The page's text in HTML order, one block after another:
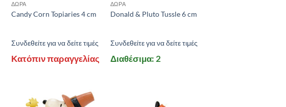
ΔΩΡΑ
Candy Corn Topiaries 4 cm
Συνδεθείτε για να δείτε τιμές
Κατόπιν παραγγελίας
ΔΩΡΑ
Donald & Pluto Tussle 6 cm
Συνδεθείτε για να δείτε τιμές
Διαθέσιμα: 2